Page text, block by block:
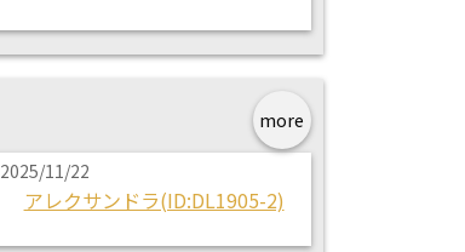
more
2025/11/22
アレクサンドラ(ID:DL1905-2)